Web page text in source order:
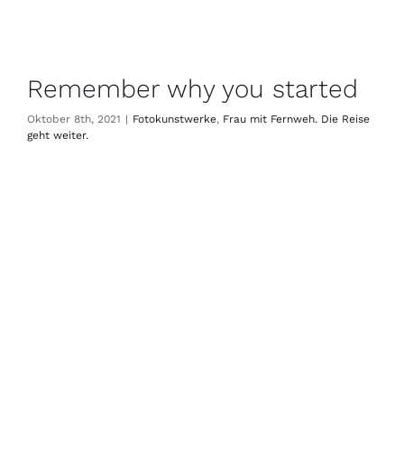
Remember why you started
Oktober 8th, 2021 | Fotokunstwerke, Frau mit Fernweh. Die Reise
geht weiter.